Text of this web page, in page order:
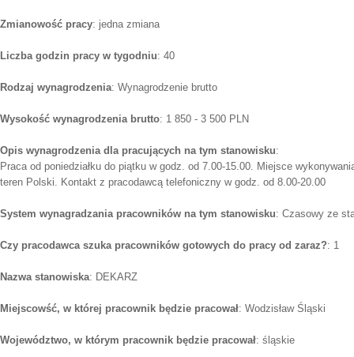
Zmianowość pracy: jedna zmiana
Liczba godzin pracy w tygodniu: 40
Rodzaj wynagrodzenia: Wynagrodzenie brutto
Wysokość wynagrodzenia brutto: 1 850 - 3 500 PLN
Opis wynagrodzenia dla pracujących na tym stanowisku:
Praca od poniedziałku do piątku w godz. od 7.00-15.00. Miejsce
teren Polski. Kontakt z pracodawcą telefoniczny w godz. od 8.00-20.00
System wynagradzania pracowników na tym stanowisku: Czasowy ze
Czy pracodawca szuka pracowników gotowych do pracy od zaraz?: 1
Nazwa stanowiska: DEKARZ
Miejscowść, w której pracownik będzie pracował: Wodzisław Śląski
Województwo, w którym pracownik będzie pracował: śląskie